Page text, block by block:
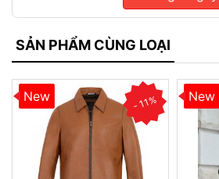
SẢN PHẨM CÙNG LOẠI
New - 11% New